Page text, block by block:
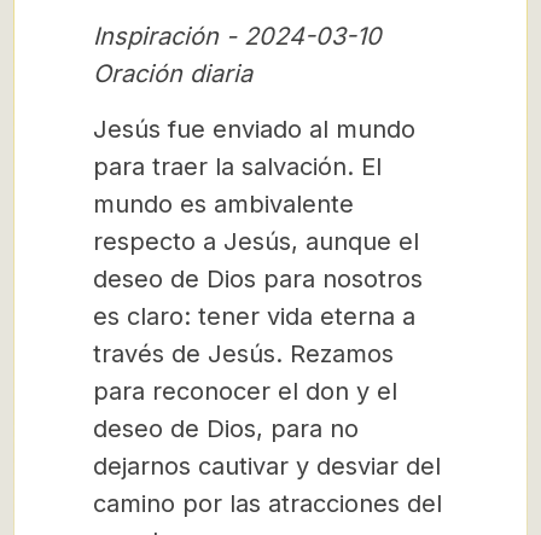
Inspiración - 2024-03-10
Oración diaria
Jesús fue enviado al mundo
para traer la salvación. El
mundo es ambivalente
respecto a Jesús, aunque el
deseo de Dios para nosotros
es claro: tener vida eterna a
través de Jesús. Rezamos
para reconocer el don y el
deseo de Dios, para no
dejarnos cautivar y desviar del
camino por las atracciones del